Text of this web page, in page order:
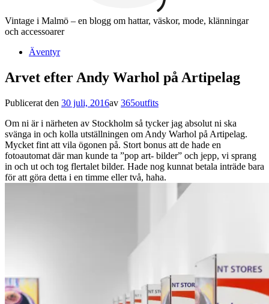
Vintage i Malmö – en blogg om hattar, väskor, mode, klänningar
och accessoarer
Äventyr
Arvet efter Andy Warhol på Artipelag
Publicerat den 30 juli, 2016av 365outfits
Om ni är i närheten av Stockholm så tycker jag absolut ni ska
svänga in och kolla utställningen om Andy Warhol på Artipelag.
Mycket fint att vila ögonen på. Stort bonus att de hade en
fotoautomat där man kunde ta ”pop art- bilder” och jepp, vi sprang
in och ut och tog flertalet bilder. Hade nog kunnat betala inträde bara
för att göra detta i en timme eller två, haha.